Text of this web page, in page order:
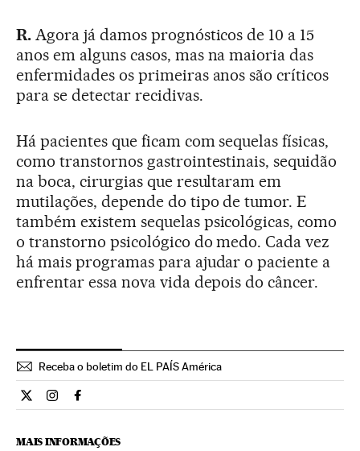
R.Agora já damos prognósticos de 10 a 15
anos em alguns casos, mas na maioria das
enfermidades os primeiras anos são críticos
para se detectar recidivas.
Há pacientes que ficam com sequelas físicas,
como transtornos gastrointestinais, sequidão
na boca, cirurgias que resultaram em
mutilações, depende do tipo de tumor. E
também existem sequelas psicológicas, como
o transtorno psicológico do medo. Cada vez
há mais programas para ajudar o paciente a
enfrentar essa nova vida depois do câncer.
Receba o boletim do EL PAÍS América
Ciencia El País Brasil en Twitter
Ciencia El País Brasil en Instagram
Ciencia El País Brasil en Facebook
MAIS INFORMAÇÕES